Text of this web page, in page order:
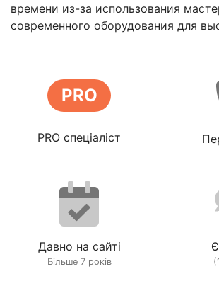
времени из-за использования
современного оборудования для
PRO
PRO спеціаліст
Давно на сайті
Більше 7 років